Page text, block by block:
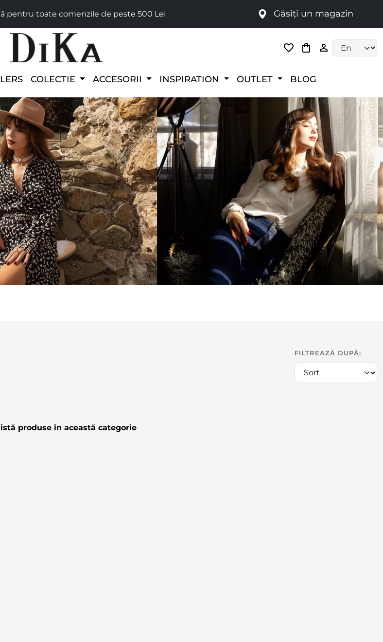
pentru toate comenzile de peste 500 Lei Găsiți un magazin
COLECTIE ACCESORII INSPIRATION OUTLET BLOG
FILTREAZĂ DUPĂ:
produse în această categorie